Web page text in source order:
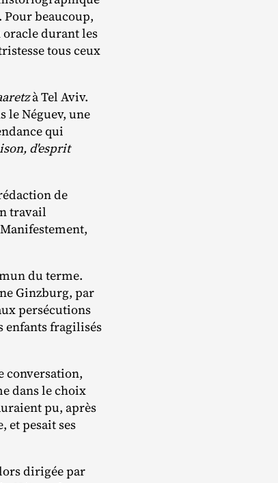
beaucoup,
durant les
tous ceux
à Tel Aviv.
le Néguev, une
qui
d'esprit
de
travail
du terme.
Ginzburg, par
persécutions
enfants fragilisés
conversation,
dans le choix
pu, après
et pesait ses
dirigée par